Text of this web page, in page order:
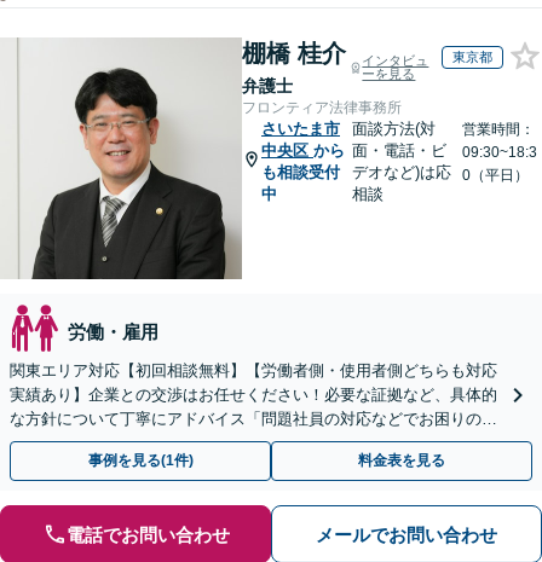
棚橋 桂介
弁護士
インタビュ
ーを見る
東京都
フロンティア法律事務所
さいたま市
中央区 から
も相談受付
中
面談方法(対
面・電話・ビ
デオなど)は応
相談
営業時間：
09:30~18:3
0（平日）
労働・雇用
関東エリア対応【初回相談無料】【労働者側・使用者側どちらも対応
実績あり】企業との交渉はお任せください！必要な証拠など、具体的
な方針について丁寧にアドバイス「問題社員の対応などでお困りの企
業さまも、ぜひご相談ください」【休日・夜間相談可】
事例を見る(1件) 料金表を見る
電話でお問い合わせ メールでお問い合わせ